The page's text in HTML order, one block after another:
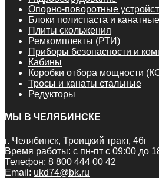
Опорно-поворотные
Блоки полиспаста и
Плиты скольжения
Ремкомплекты (РТИ)
Приборы безопасности и
Кабины
Коробки отбора мощности
Тросы и канаты стальные
Редукторы
МЫ В ЧЕЛЯБИНСКЕ
г. Челябинск, Троицкий тракт, 46г
Время работы: с пн-пт с 09:00 до
Телефон: 8 800 444 00 42
Email: ukd74@bk.ru